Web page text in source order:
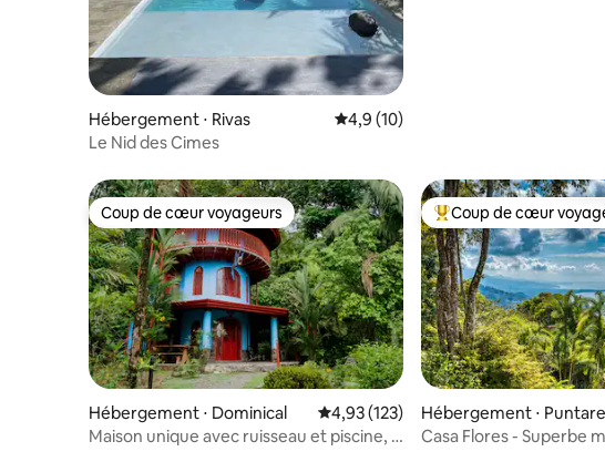
Hébergement ⋅ Rivas Évaluation moyenne sur la base de
4,9 (10)
Le Nid des Cimes
Coup de cœur voyageurs
Coup de cœur voyageurs
Hébergement ⋅ Dominical Évaluation moyenne sur la base de
4,93 (123)
Maison unique avec ruisseau et piscine, à
Coups de cœur
Coup de cœur
Hébergement ⋅
Province
Casa Flores - Superbe